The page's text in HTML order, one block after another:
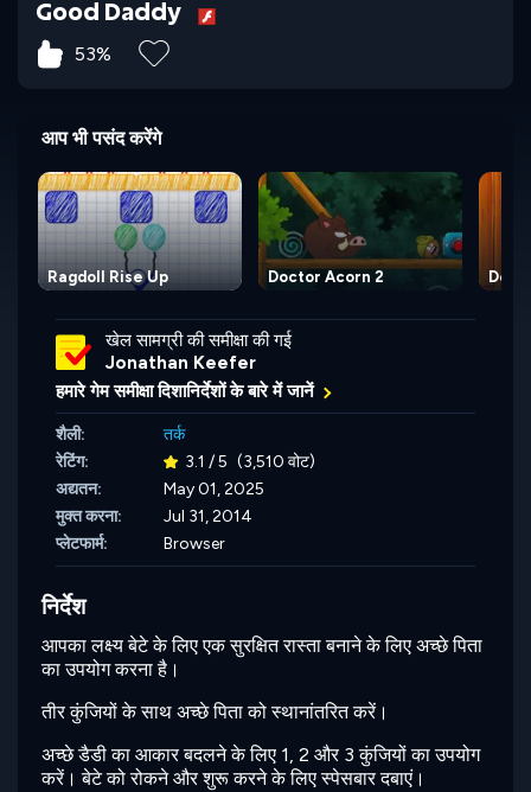
Good Daddy
53%
आप भी पसंद करेंगे
Ragdoll Rise Up Doctor Acorn 2
खेल सामग्री की समीक्षा की गई
Jonathan Keefer
हमारे गेम समीक्षा दिशानिर्देशों के बारे में जानें
शैली:
तर्क
रेटिंग:
3.1 / 5 (3,510 वोट)
अद्यतन:
May 01, 2025
मुक्त करना:
Jul 31, 2014
प्लेटफार्म:
Browser
निर्देश
आपका लक्ष्य बेटे के लिए एक सुरक्षित रास्ता बनाने के लिए अच्छे पिता
का उपयोग करना है।
तीर कुंजियों के साथ अच्छे पिता को स्थानांतरित करें।
अच्छे डैडी का आकार बदलने के लिए 1, 2 और 3 कुंजियों का उपयोग
करें। बेटे को रोकने और शुरू करने के लिए स्पेसबार दबाएं।